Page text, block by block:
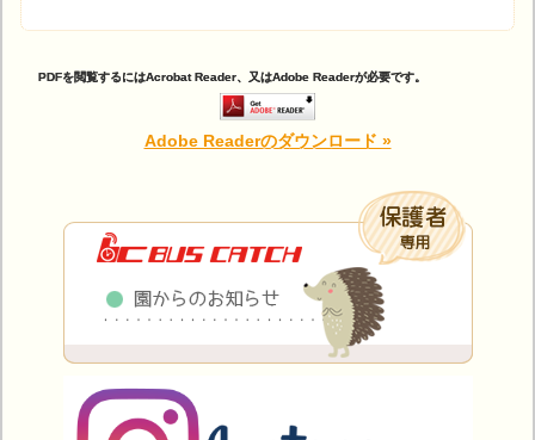
PDFを閲覧するにはAcrobat Reader、又はAdobe Readerが必要です。
Adobe Readerのダウンロード »